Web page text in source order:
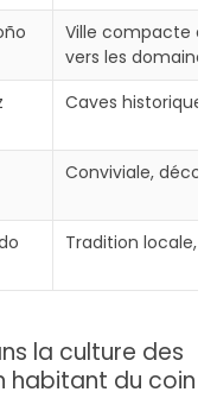
Ville compacte
vers les
Caves
Conviviale,
Tradition locale,
la culture des
habitant du coin